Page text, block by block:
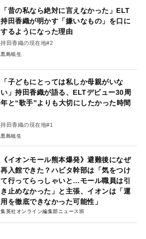
「昔の私なら絶対に言えなかった」ELT
持田香織が明かす「嫌いなもの」を口に
するようになった理由
持田香織の現在地#2
黒島暁生
「子どもにとっては私しか母親がいな
い」持田香織が語る、ELTデビュー30周
年と“歌手”よりも大切にしたかった時間
持田香織の現在地#1
黒島暁生
《イオンモール熊本爆発》避難後になぜ
再入館できた？ハビタ幹部は「気をつけ
て行ってらっしゃいと…モール職員は引
き止めなかった」と主張、イオンは「運
用を徹底できなかった可能性」
集英社オンライン編集部ニュース班